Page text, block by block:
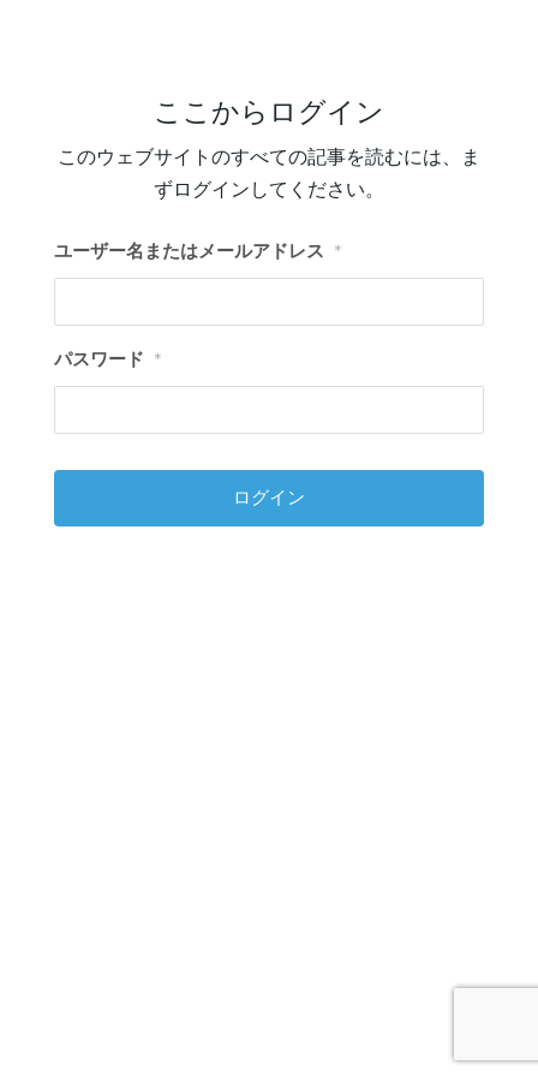
ここからログイン
このウェブサイトのすべての記事を読むには、ま
ずログインしてください。
ユーザー名またはメールアドレス *
パスワード *